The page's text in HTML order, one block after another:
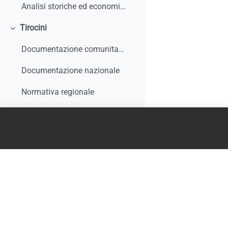
Analisi storiche ed economiche sulle origini dell'apprendistato e le sue trasformazioni
Minimizza
Tirocini
Documentazione comunitaria
Documentazione nazionale
Normativa regionale